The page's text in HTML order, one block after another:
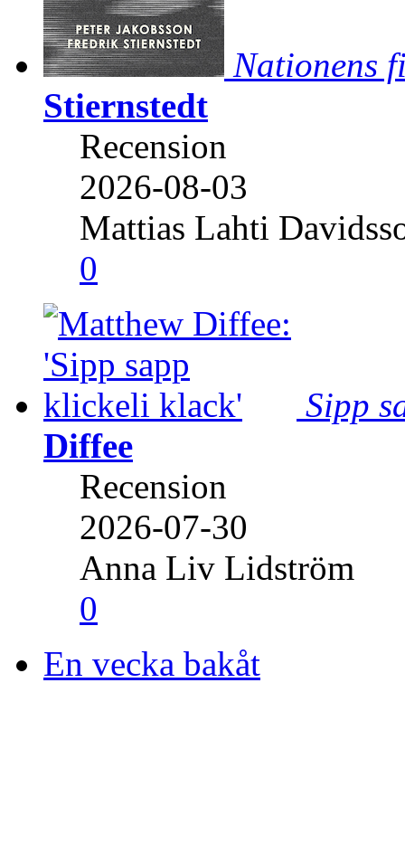
Nationens
Stiernstedt
Recension
2026-08-03
Mattias Lahti
0
Sipp
Diffee
Recension
2026-07-30
Anna Liv Lidström
0
En vecka bakåt